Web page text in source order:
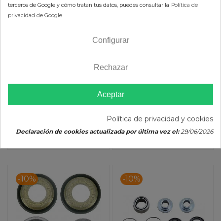
Kit Reparación
250F (06-12) 450F (06-15)…
AÑADIR AL CARRITO
Husqvarna ALL BALLS 29-
AÑADIR AL CARRITO
-10% -10%
terceros de Google y cómo tratan tus datos, puedes consultar la Política de
privacidad de Google
Configurar
Rechazar
Aceptar
Política de privacidad y cookies
Declaración de cookies actualizada por última vez el:29/06/2026